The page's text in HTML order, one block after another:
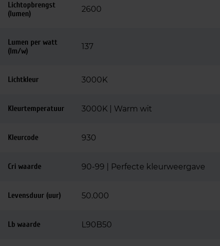
Lichtopbrengst
(lumen)
2600
Lumen per watt
(lm/w)
137
Lichtkleur 3000K
Kleurtemperatuur 3000K | Warm wit
Kleurcode 930
Cri waarde 90-99 | Perfecte kleurweergave
Levensduur (uur) 50.000
Lb waarde L90B50